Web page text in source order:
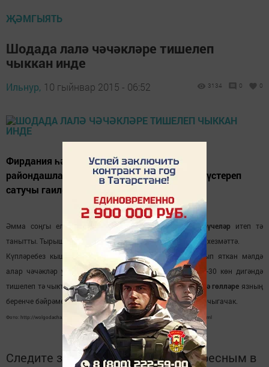
ҖӘМГЫЯТЬ
Шодада лалә чәчәкләре тишелеп
чыккан инде
Ильнур, 10 гыйнвар 2015 - 06:52 3134 0 0
Фирдания һәм Сәүбән Шакирҗановлар
райондашларыбызга нигездә каз бибиләре үстереп
сатучы гаилә фемерлары буларак билгеле.
Әмма соңгы елларда алар үзләреноста чәчәк үстерүчеләр итеп тә
танытты. Тырыш, максатчанШакирҗановларел әйләнәсе хезмәттә.
Күпләребез кышкы салкыннарда урамга чыгарга куркып яткан мәлдә
алар чәчәкләр утырту белән мәш килде. Инде менә 25-30 көн дигәндә
тишелеп тә чыктылар. Күңел җылысы биреп үстергәнлалә гөлләре язның
беренче бәйрәме -Халыкара хатын-кызлар көненәсатуга чыгачак.
Фото: http://wolgodacha.ru/cvetovodstvo/tyulpany-uxod-za-nimi-dolzhen-byt-pravilnym.html
Следите за самым важным и интересным в